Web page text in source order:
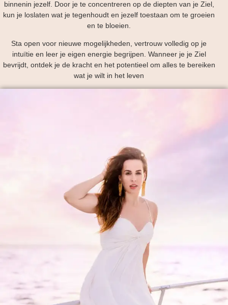
binnenin jezelf. Door je te concentreren op de diepten van je Ziel,
kun je loslaten wat je tegenhoudt en jezelf toestaan om te groeien
en te bloeien.
Sta open voor nieuwe mogelijkheden, vertrouw volledig op je
intuïtie en leer je eigen energie begrijpen. Wanneer je je Ziel
bevrijdt, ontdek je de kracht en het potentieel om alles te bereiken
wat je wilt in het leven